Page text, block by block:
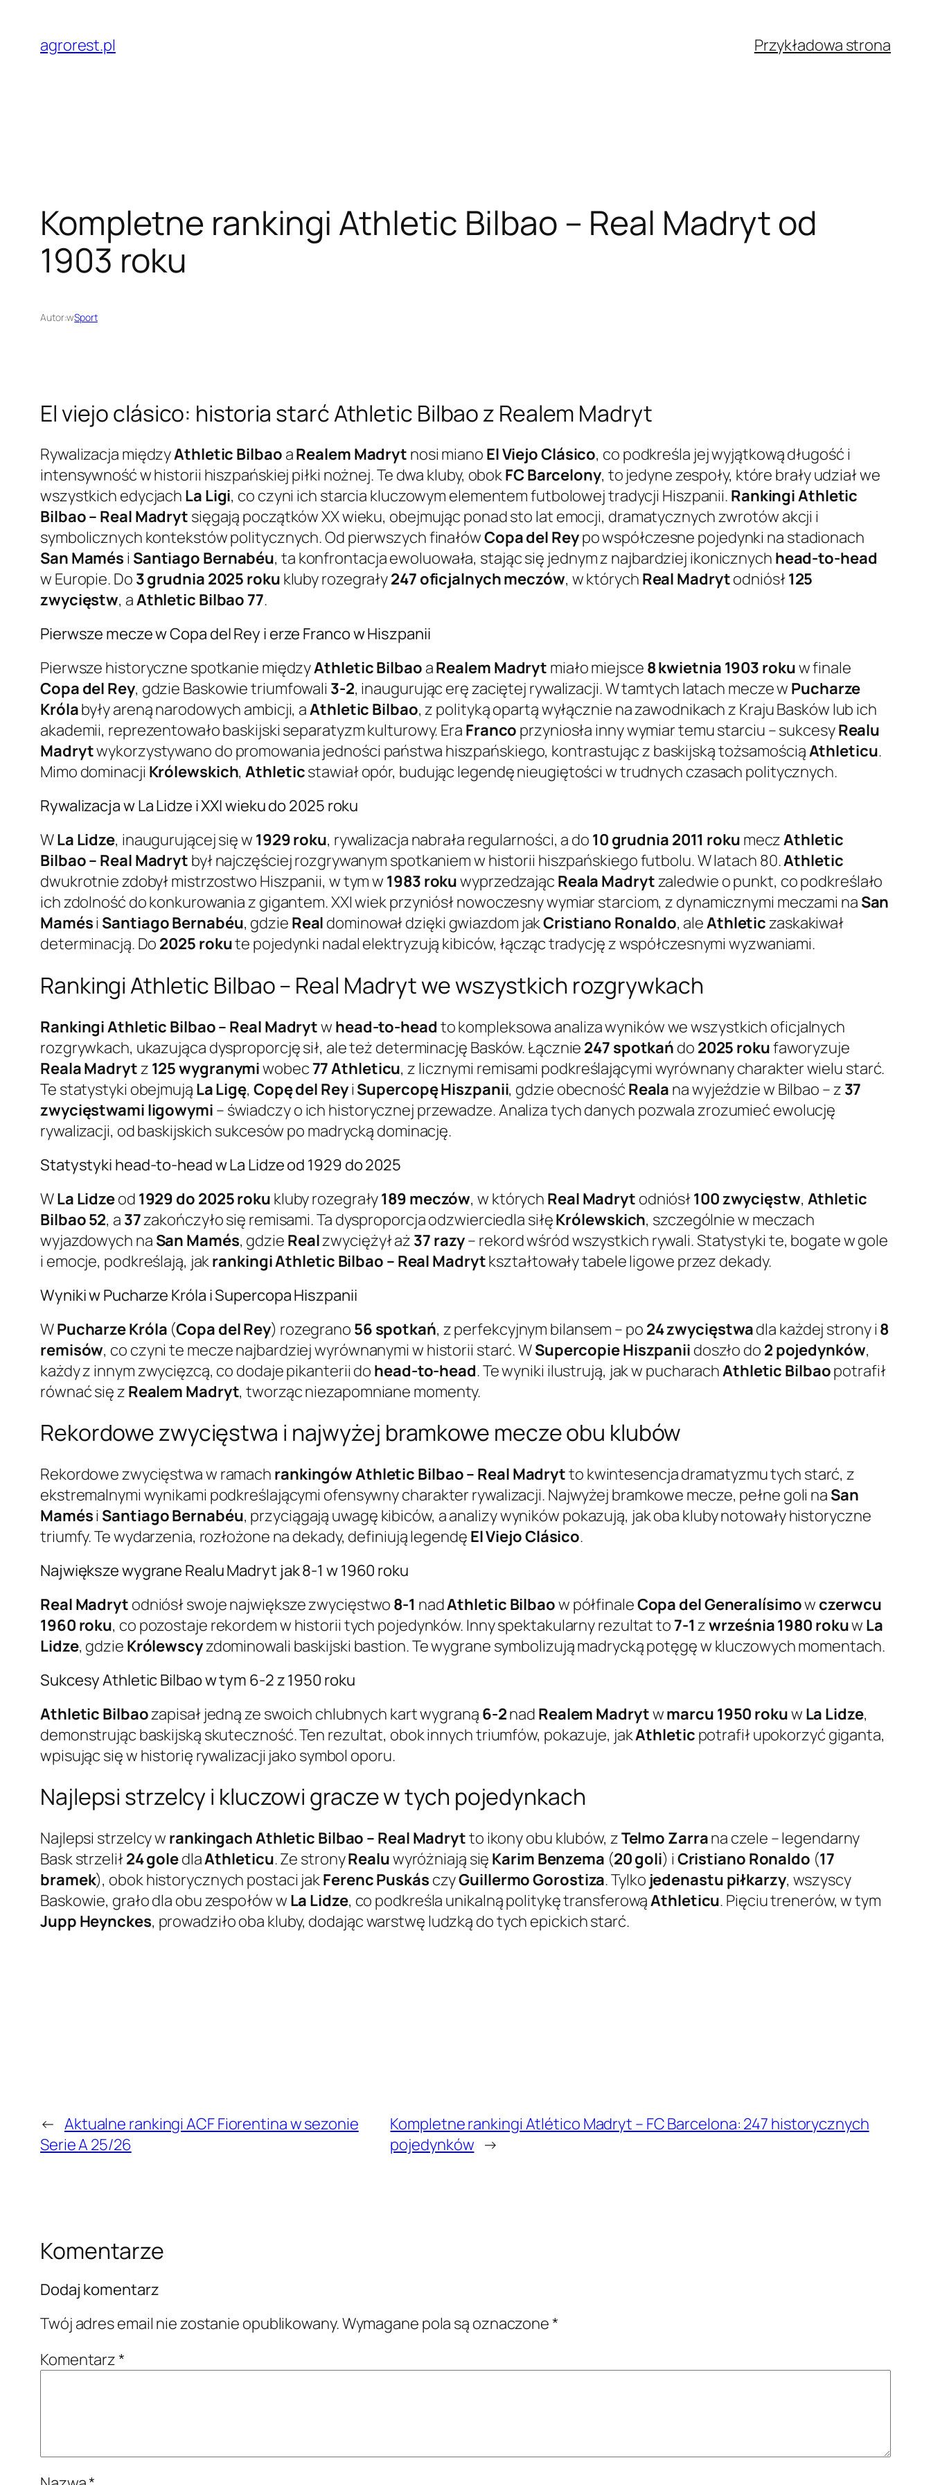
treści
agrorest.pl Przykładowa strona
Kompletne rankingi Athletic Bilbao – Real Madryt od
1903 roku
Autor:wSport
El viejo clásico: historia starć Athletic Bilbao z Realem Madryt
Rywalizacja międzyAthletic Bilbao aRealem Madryt nosi miano El Viejo Clásico, co podkreśla jej wyjątkową długość i
intensywność w historii hiszpańskiej piłki nożnej. Te dwa kluby, obokFC Barcelony, to jedyne zespoły, które brały udział we
wszystkich edycjach La Ligi, co czyni ich starcia kluczowym elementem futbolowej tradycji Hiszpanii. Rankingi Athletic
Bilbao – Real Madryt sięgają początków XX wieku, obejmując ponad sto lat emocji, dramatycznych zwrotów akcji i
symbolicznych kontekstów politycznych. Od pierwszych finałówCopa del Reypo współczesne pojedynki na stadionach
San Mamés i Santiago Bernabéu, ta konfrontacja ewoluowała, stając się jednym z najbardziej ikonicznych head-to-head
w Europie. Do 3 grudnia 2025 roku kluby rozegrały247 oficjalnych meczów, w których Real Madrytodniósł125
zwycięstw, aAthletic Bilbao77.
Pierwsze mecze w Copa del Rey i erze Franco w Hiszpanii
Pierwsze historyczne spotkanie międzyAthletic Bilbao aRealem Madryt miało miejsce 8 kwietnia 1903 rokuw finale
Copa del Rey, gdzie Baskowie triumfowali 3-2, inaugurując erę zaciętej rywalizacji. W tamtych latach mecze w Pucharze
Królabyły areną narodowych ambicji, aAthletic Bilbao, z polityką opartą wyłącznie na zawodnikach z Kraju Basków lub ich
akademii, reprezentowało baskijski separatyzm kulturowy. Era Franco przyniosła inny wymiar temu starciu – sukcesyRealu
Madrytwykorzystywano do promowania jedności państwa hiszpańskiego, kontrastując z baskijską tożsamościąAthleticu.
Mimo dominacji Królewskich,Athleticstawiał opór, budując legendę nieugiętości w trudnych czasach politycznych.
Rywalizacja w La Lidze i XXI wieku do 2025 roku
WLa Lidze, inaugurującej się w 1929 roku, rywalizacja nabrała regularności, a do 10 grudnia 2011 roku meczAthletic
Bilbao – Real Madryt był najczęściej rozgrywanym spotkaniem w historii hiszpańskiego futbolu. W latach 80.Athletic
dwukrotnie zdobył mistrzostwo Hiszpanii, w tym w 1983 rokuwyprzedzając Reala Madrytzaledwie o punkt, co podkreślało
ich zdolność do konkurowania z gigantem. XXI wiek przyniósł nowoczesny wymiar starciom, z dynamicznymi meczami na San
Mamési Santiago Bernabéu, gdzie Real dominował dzięki gwiazdom jakCristiano Ronaldo, aleAthleticzaskakiwał
determinacją. Do 2025 rokute pojedynki nadal elektryzują kibiców, łącząc tradycję z współczesnymi wyzwaniami.
Rankingi Athletic Bilbao – Real Madryt we wszystkich rozgrywkach
Rankingi Athletic Bilbao – Real Madrytw head-to-head to kompleksowa analiza wyników we wszystkich oficjalnych
rozgrywkach, ukazująca dysproporcję sił, ale też determinację Basków. Łącznie 247 spotkań do 2025 rokufaworyzuje
Reala Madrytz 125 wygranymiwobec77Athleticu, z licznymi remisami podkreślającymi wyrównany charakter wielu starć.
Te statystyki obejmują La Ligę, Copę del Reyi Supercopę Hiszpanii, gdzie obecność Reala na wyjeździe w Bilbao – z 37
zwycięstwami ligowymi – świadczy o ich historycznej przewadze. Analiza tych danych pozwala zrozumieć ewolucję
rywalizacji, od baskijskich sukcesów po madrycką dominację.
Statystyki head-to-head w La Lidze od 1929 do 2025
WLa Lidzeod 1929 do 2025 roku kluby rozegrały189 meczów, w których Real Madryt odniósł100 zwycięstw, Athletic
Bilbao52, a 37zakończyło się remisami. Ta dysproporcja odzwierciedla siłęKrólewskich, szczególnie w meczach
wyjazdowych na San Mamés, gdzie Realzwyciężył aż 37 razy– rekord wśród wszystkich rywali. Statystyki te, bogate w gole
i emocje, podkreślają, jakrankingi Athletic Bilbao – Real Madrytkształtowały tabele ligowe przez dekady.
Wyniki w Pucharze Króla i Supercopa Hiszpanii
WPucharze Króla (Copa del Rey) rozegrano 56 spotkań, z perfekcyjnym bilansem – po 24 zwycięstwadla każdej strony i 8
remisów, co czyni te mecze najbardziej wyrównanymi w historii starć. WSupercopie Hiszpanii doszło do 2 pojedynków,
każdy z innym zwycięzcą, co dodaje pikanterii do head-to-head. Te wyniki ilustrują, jak w pucharachAthletic Bilbaopotrafił
równać się z Realem Madryt, tworząc niezapomniane momenty.
Rekordowe zwycięstwa i najwyżej bramkowe mecze obu klubów
Rekordowe zwycięstwa w ramach rankingów Athletic Bilbao – Real Madrytto kwintesencja dramatyzmu tych starć, z
ekstremalnymi wynikami podkreślającymi ofensywny charakter rywalizacji. Najwyżej bramkowe mecze, pełne goli na San
Mamési Santiago Bernabéu, przyciągają uwagę kibiców, a analizy wyników pokazują, jak oba kluby notowały historyczne
triumfy. Te wydarzenia, rozłożone na dekady, definiują legendę El Viejo Clásico.
Największe wygrane Realu Madryt jak 8-1 w 1960 roku
Real Madryt odniósł swoje największe zwycięstwo 8-1 nadAthletic Bilbaow półfinaleCopa del Generalísimow czerwcu
1960 roku, co pozostaje rekordem w historii tych pojedynków. Inny spektakularny rezultat to7-1 zwrześnia 1980 rokuw La
Lidze, gdzie Królewscyzdominowali baskijski bastion. Te wygrane symbolizują madrycką potęgę w kluczowych momentach.
Sukcesy Athletic Bilbao w tym 6-2 z 1950 roku
Athletic Bilbaozapisał jedną ze swoich chlubnych kart wygraną 6-2nad Realem Madrytwmarcu 1950 rokuw La Lidze,
demonstrując baskijską skuteczność. Ten rezultat, obok innych triumfów, pokazuje, jakAthletic potrafił upokorzyć giganta,
wpisując się w historię rywalizacji jako symbol oporu.
Najlepsi strzelcy i kluczowi gracze w tych pojedynkach
Najlepsi strzelcy w rankingach Athletic Bilbao – Real Madrytto ikony obu klubów, zTelmo Zarrana czele – legendarny
Bask strzelił24 goledlaAthleticu. Ze stronyRealuwyróżniają się Karim Benzema (20 goli) i Cristiano Ronaldo (17
bramek), obok historycznych postaci jakFerenc Puskás czyGuillermo Gorostiza. Tylko jedenastu piłkarzy, wszyscy
Baskowie, grało dla obu zespołów w La Lidze, co podkreśla unikalną politykę transferowąAthleticu. Pięciu trenerów, w tym
Jupp Heynckes, prowadziło oba kluby, dodając warstwę ludzką do tych epickich starć.
← Aktualne rankingi ACF Fiorentina w sezonie
Serie A 25/26
Kompletne rankingi Atlético Madryt – FC Barcelona: 247 historycznych
pojedynków →
Komentarze
Dodaj komentarz
Twój adres email nie zostanie opublikowany.Wymagane pola są oznaczone*
Komentarz*